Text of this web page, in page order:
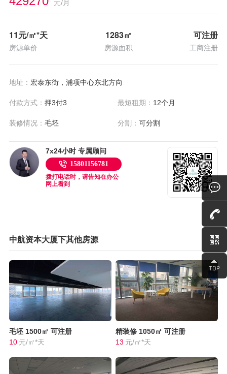
元/月
11元/㎡*天
房源单价
1283㎡
房源面积
可注册
工商注册
地址： 宏泰东街，浦项中心东北方向
付款方式： 押3付3 最短租期： 12个月
装修情况： 毛坯 分割：可分割
7x24小时 专属顾问
15801156781
拨打电话时，请告知在办公
网上看到
中航资本大厦下其他房源
毛坯 1500㎡ 可注册
10 元/㎡*天
精装修 1050㎡ 可注册
13 元/㎡*天